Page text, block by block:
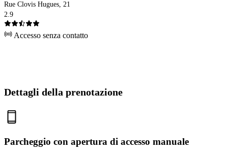
Rue Clovis Hugues, 21
2.9
Accesso senza contatto
Dettagli della prenotazione
Parcheggio con apertura di accesso manuale